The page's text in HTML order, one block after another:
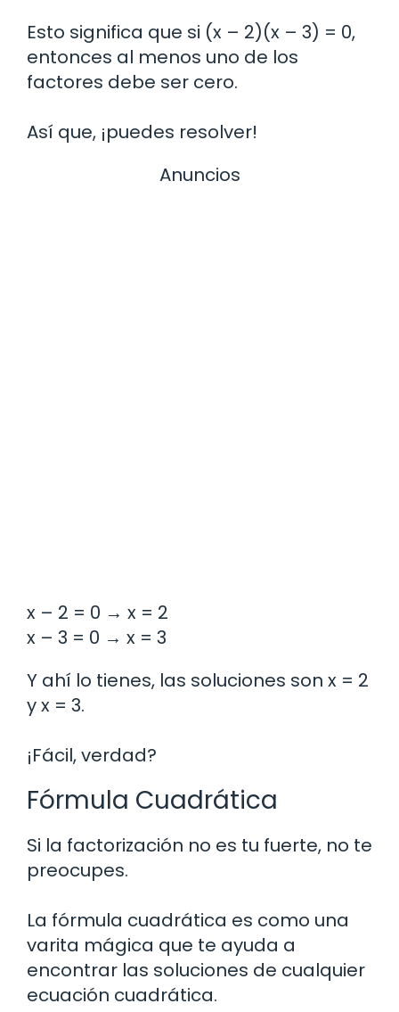
Esto significa que si (x – 2)(x – 3) = 0,
entonces al menos uno de los
factores debe ser cero.
Así que, ¡puedes resolver!
Anuncios
x – 2 = 0 → x = 2
x – 3 = 0 → x = 3
Y ahí lo tienes, las soluciones son x = 2
y x = 3.
¡Fácil, verdad?
Fórmula Cuadrática
Si la factorización no es tu fuerte, no te
preocupes.
La fórmula cuadrática es como una
varita mágica que te ayuda a
encontrar las soluciones de cualquier
ecuación cuadrática.